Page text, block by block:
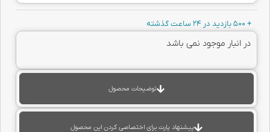
موجود نمی باشد
توضیحات محصول
پیشنهاد پارت برای اختصاصی کردن این محصول